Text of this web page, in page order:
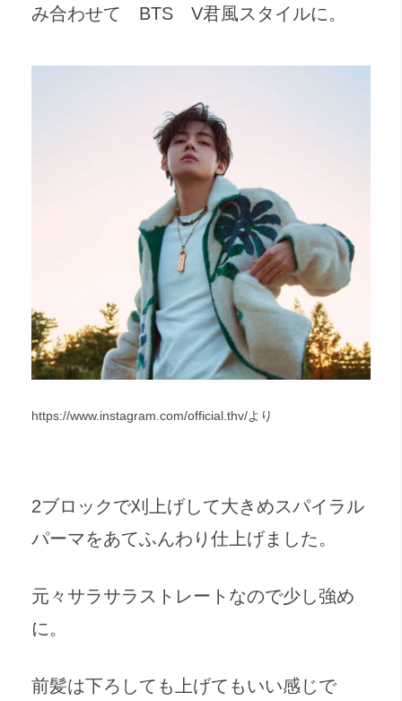
み合わせて BTS V君風スタイルに。
https://www.instagram.com/official.thv/より
2ブロックで刈上げして大きめスパイラル
パーマをあてふんわり仕上げました。
元々サラサラストレートなので少し強め
に。
前髪は下ろしても上げてもいい感じで